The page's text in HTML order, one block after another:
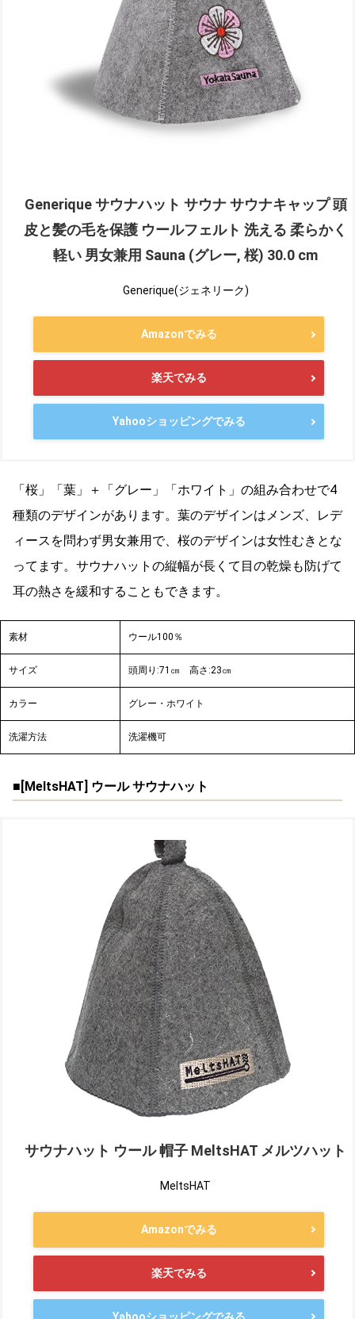
Generique サウナハット サウナ サウナキャップ 頭
皮と髪の毛を保護 ウールフェルト 洗える 柔らかく
軽い 男女兼用 Sauna (グレー, 桜) 30.0 cm
Generique(ジェネリーク)
Amazonでみる
楽天でみる
Yahooショッピングでみる
「桜」「葉」＋「グレー」「ホワイト」の組み合わせで4
種類のデザインがあります。葉のデザインはメンズ、レデ
ィースを問わず男女兼用で、桜のデザインは女性むきとな
ってます。サウナハットの縦幅が長くて目の乾燥も防げて
耳の熱さを緩和することもできます。
素材 ウール100％
サイズ 頭周り:71㎝ 高さ:23㎝
カラー グレー・ホワイト
洗濯方法 洗濯機可
■[MeltsHAT] ウール サウナハット
サウナハット ウール 帽子 MeltsHAT メルツハット
MeltsHAT
Amazonでみる
楽天でみる
Yahooショッピングでみる